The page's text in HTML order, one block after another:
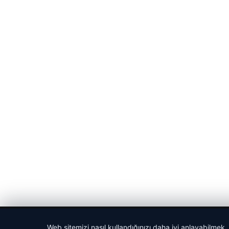
Web sitemizi nasıl kullandığınızı daha iyi